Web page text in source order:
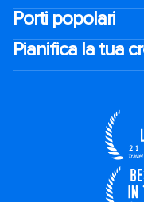
Porti popolari
Pianifica la tua